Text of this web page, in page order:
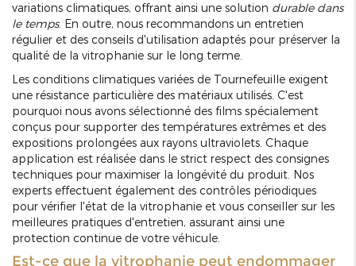
variations climatiques, offrant ainsi une solution durable dans
le temps. En outre, nous recommandons un entretien
régulier et des conseils d'utilisation adaptés pour préserver la
qualité de la vitrophanie sur le long terme.
Les conditions climatiques variées de Tournefeuille exigent
une résistance particulière des matériaux utilisés. C'est
pourquoi nous avons sélectionné des films spécialement
conçus pour supporter des températures extrêmes et des
expositions prolongées aux rayons ultraviolets. Chaque
application est réalisée dans le strict respect des consignes
techniques pour maximiser la longévité du produit. Nos
experts effectuent également des contrôles périodiques
pour vérifier l'état de la vitrophanie et vous conseiller sur les
meilleures pratiques d'entretien, assurant ainsi une
protection continue de votre véhicule.
Est-ce que la vitrophanie peut endommager